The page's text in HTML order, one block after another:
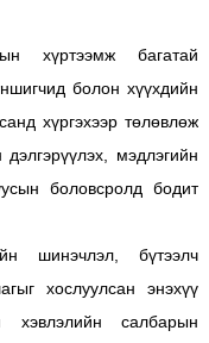
хүртээмж багатай
болон хүүхдийн
хүргэхээр төлөвлөж
мэдлэгийн
боловсролд бодит
шинэчлэл, бүтээлч
хослуулсан энэхүү
хэвлэлийн салбарын